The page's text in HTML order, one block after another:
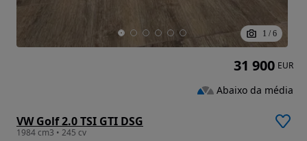
1 / 6
VW Golf 2.0 TSI GTI DSG
1984 cm3 • 245 cv
31 900 EUR
Abaixo da média